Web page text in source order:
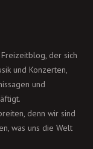
der sich
und Konzerten,
und
denn wir sind
was uns die Welt